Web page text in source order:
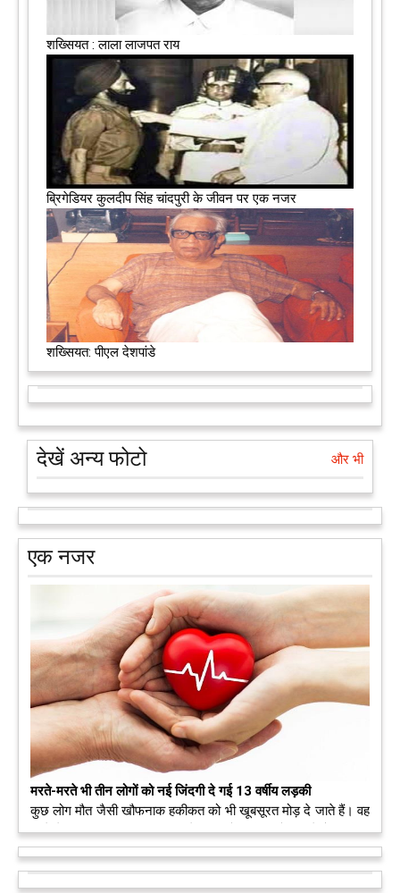
शख्सियत : लाला लाजपत राय
ब्रिगेडियर कुलदीप सिंह चांदपुरी के जीवन पर एक नजर
शख्सियत: पीएल देशपांडे
देखें अन्य फोटो और भी
एक नजर
मरते-मरते भी तीन लोगों को नई जिंदगी दे गई 13 वर्षीय लड़की
कुछ लोग मौत जैसी खौफनाक हकीकत को भी खूबसूरत मोड़ दे जाते हैं। वह
मरने के बाद भी इस धरती पर अपने आप को जीवित छोड़ ज़ाते हैं। दुनिया
को अलविदा कह चुकी 13 वर्षीय लड़की के अंगदान से 3 जरूरतमंद लोगों
को नई जिंदगी मिल गई।आगे पढ़ें